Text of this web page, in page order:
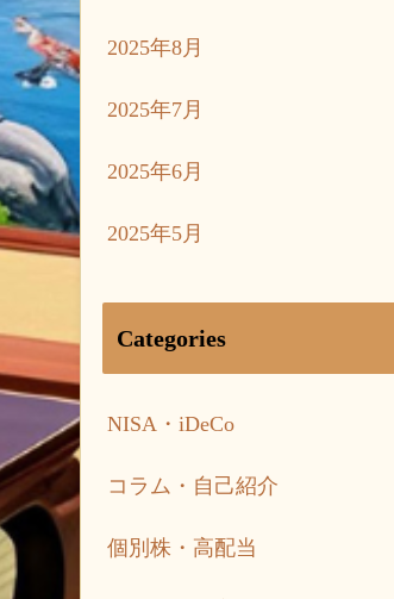
2025年8月
2025年7月
2025年6月
2025年5月
Categories
NISA・iDeCo
コラム・自己紹介
個別株・高配当